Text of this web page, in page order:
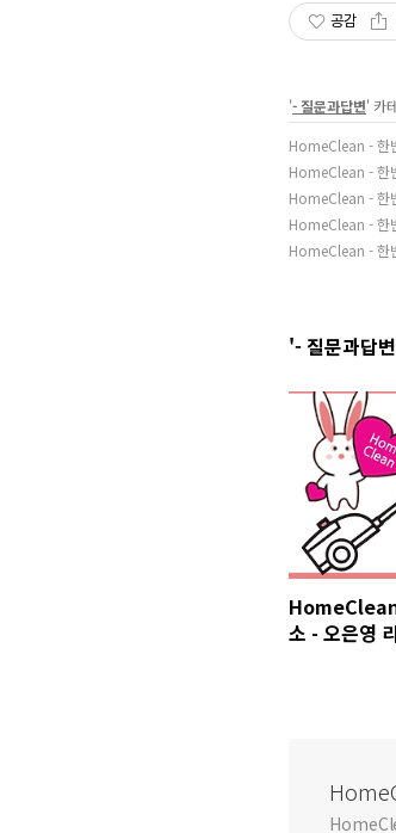
공감
'- 질문과답변' 카
HomeClean - 한
HomeClean - 한
HomeClean - 한
HomeClean - 한
HomeClean - 한
'- 질문과답
소 - 오은영